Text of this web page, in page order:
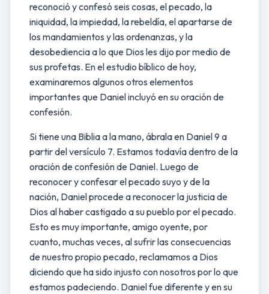
reconoció y confesó seis cosas, el pecado, la
iniquidad, la impiedad, la rebeldía, el apartarse de
los mandamientos y las ordenanzas, y la
desobediencia a lo que Dios les dijo por medio de
sus profetas. En el estudio bíblico de hoy,
examinaremos algunos otros elementos
importantes que Daniel incluyó en su oración de
confesión.
Si tiene una Biblia a la mano, ábrala en Daniel 9 a
partir del versículo 7. Estamos todavía dentro de la
oración de confesión de Daniel. Luego de
reconocer y confesar el pecado suyo y de la
nación, Daniel procede a reconocer la justicia de
Dios al haber castigado a su pueblo por el pecado.
Esto es muy importante, amigo oyente, por
cuanto, muchas veces, al sufrir las consecuencias
de nuestro propio pecado, reclamamos a Dios
diciendo que ha sido injusto con nosotros por lo que
estamos padeciendo. Daniel fue diferente y en su